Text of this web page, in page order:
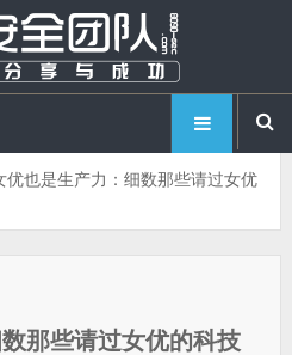
优也是生产力：细数那些请过女优
那些请过女优的科技